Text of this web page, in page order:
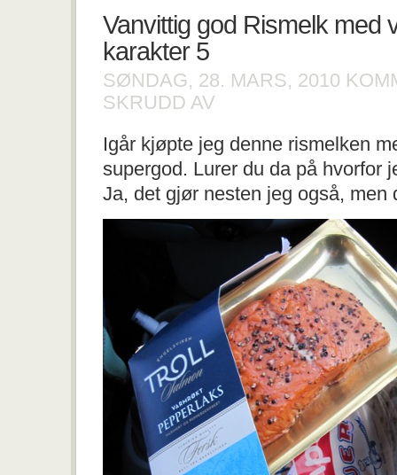
Vanvittig god Rismelk med
karakter 5
SØNDAG, 28. MARS, 2010
SKRUDD AV
RISMELK
MED
VANILJESMAK-
5
Igår kjøpte jeg denne rismelken
supergod. Lurer du da på hvorfor
Ja, det gjør nesten jeg også, men